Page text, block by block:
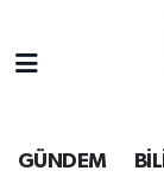
GÜNDEM
Kocaeli
Kocaeli